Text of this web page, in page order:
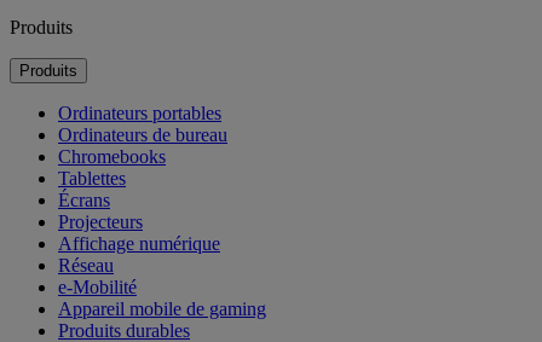
Produits
Produits
Ordinateurs portables
Ordinateurs de bureau
Chromebooks
Tablettes
Écrans
Projecteurs
Affichage numérique
Réseau
e-Mobilité
Appareil mobile de gaming
Produits durables